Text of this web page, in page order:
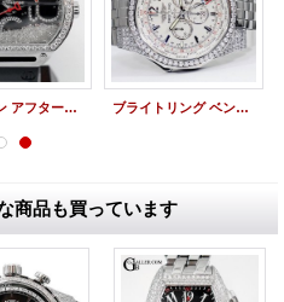
スパルタン アフターダイヤ SP-S6 DUNAMIS デュナミス ダイヤカスタム ブライトリング ベントレー GMT アフターダイヤ シルバーストーム A476G57SGS 全面ダイヤ
商品も買っています